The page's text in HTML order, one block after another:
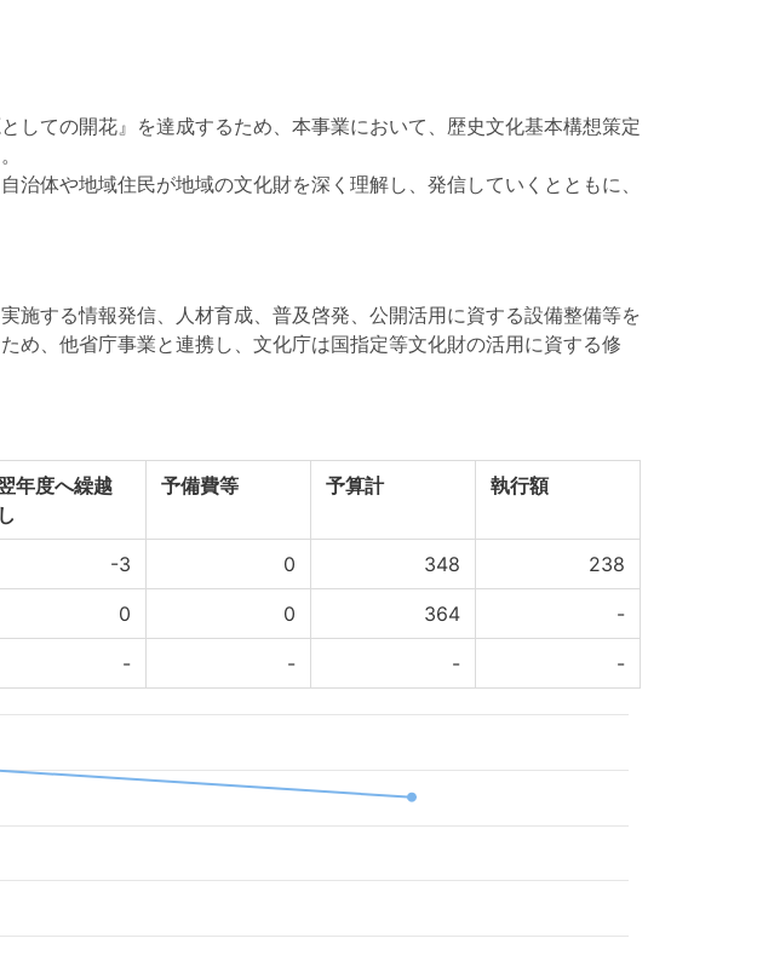
ての開花』を達成するため、本事業において、歴史文化基本構想策定
体や地域住民が地域の文化財を深く理解し、発信していくとともに、
する情報発信、人材育成、普及啓発、公開活用に資する設備整備等を
、他省庁事業と連携し、文化庁は国指定等文化財の活用に資する修
年度へ繰越
し
予備費等 予算計 執行額
-3 0 348 238
0 0 364 -
- - - -